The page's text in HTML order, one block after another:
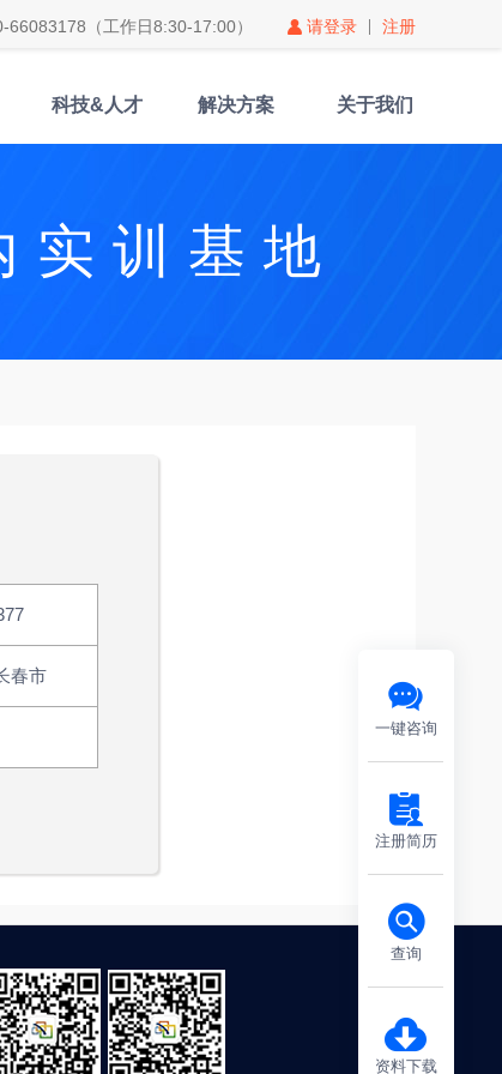
66083178（工作日8:30-17:00） 请登录 注册
科技&人才 解决方案 关于我们
实训基地
春市
一键咨询
注册简历
查询
资料下载